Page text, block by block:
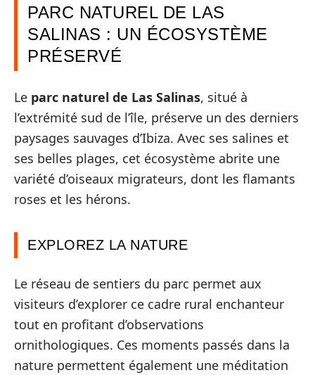
PARC NATUREL DE LAS
SALINAS : UN ÉCOSYSTÈME
PRÉSERVÉ
Le parc naturel de Las Salinas, situé à
l’extrémité sud de l’île, préserve un des derniers
paysages sauvages d’Ibiza. Avec ses salines et
ses belles plages, cet écosystème abrite une
variété d’oiseaux migrateurs, dont les flamants
roses et les hérons.
EXPLOREZ LA NATURE
Le réseau de sentiers du parc permet aux
visiteurs d’explorer ce cadre rural enchanteur
tout en profitant d’observations
ornithologiques. Ces moments passés dans la
nature permettent également une méditation